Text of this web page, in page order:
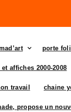
porte
affiches 2000-2008
travail chaine
propose un